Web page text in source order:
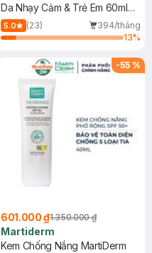
Da Nhạy Cảm & Trẻ Em 60ml
(Mới)
5.0 (23)
394/tháng
13%
-55 %
601.000 ₫1.350.000 ₫
Martiderm
Kem Chống Nắng MartiDerm